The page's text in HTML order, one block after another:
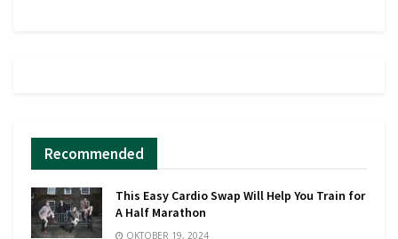
Recommended
This Easy Cardio Swap Will Help You Train for
A Half Marathon
OKTOBER 19, 2024